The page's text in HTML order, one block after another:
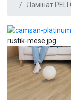
Ламінат
rustik-mese.jpg